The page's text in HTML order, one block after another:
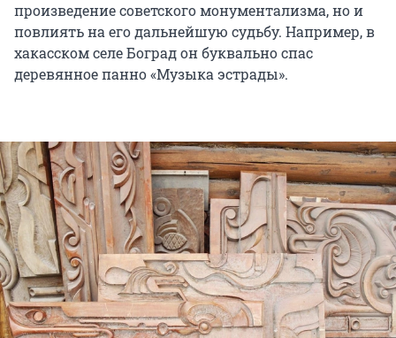
произведение советского монументализма, но и
повлиять на его дальнейшую судьбу. Например, в
хакасском селе Боград он буквально спас
деревянное панно «Музыка эстрады».